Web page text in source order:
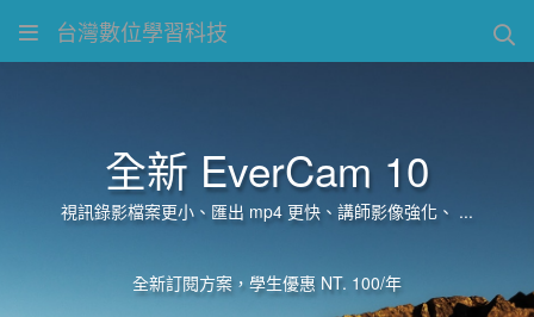
台灣數位學習科技
全新 EverCam 10
視訊錄影檔案更小、匯出 mp4 更快、講師影像強化、 ...
全新訂閱方案，學生優惠 NT. 100/年